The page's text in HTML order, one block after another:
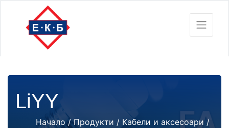
LiYY
Начало/Продукти / Кабели и аксесоари/